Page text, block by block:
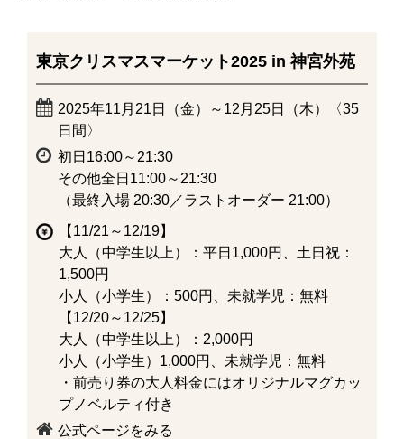
東京クリスマスマーケット2025 in 神宮外苑
2025年11月21日（金）～12月25日（木）〈35
日間〉
初日16:00～21:30
その他全日11:00～21:30
（最終入場 20:30／ラストオーダー 21:00）
【11/21～12/19】
大人（中学生以上）：平日1,000円、土日祝：
1,500円
小人（小学生）：500円、未就学児：無料
【12/20～12/25】
大人（中学生以上）：2,000円
小人（小学生）1,000円、未就学児：無料
・前売り券の大人料金にはオリジナルマグカッ
プノベルティ付き
公式ページをみる